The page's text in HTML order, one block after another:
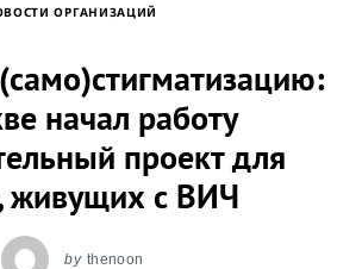
ОРГАНИЗАЦИЙ
начал работу
проект для
живущих с ВИЧ
by thenoon